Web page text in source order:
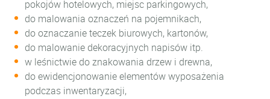
pokojów hotelowych, miejsc parkingowych,
do malowania oznaczeń na pojemnikach,
do oznaczanie teczek biurowych, kartonów,
do malowanie dekoracyjnych napisów itp.
w leśnictwie do znakowania drzew i drewna,
do ewidencjonowanie elementów wyposażenia
podczas inwentaryzacji,